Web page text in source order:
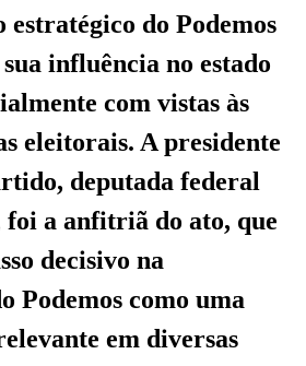
do Podemos
influência no estado
com vistas às
eleitorais. A presidente
deputada federal
foi a anfitriã do ato, que
decisivo na
Podemos como uma
em diversas